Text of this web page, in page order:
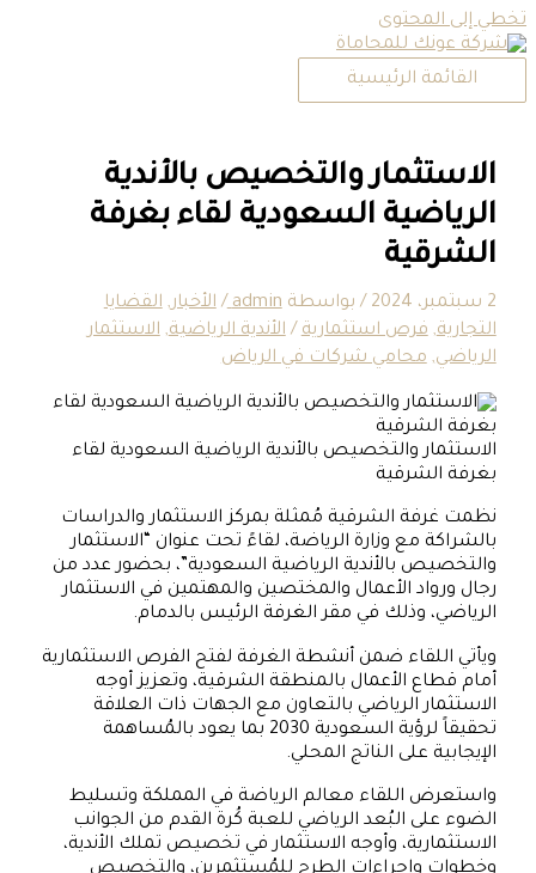
تخطي إلى المحتوى
القائمة الرئيسية
الاستثمار والتخصيص بالأندية
الرياضية السعودية لقاء بغرفة
الشرقية
2 سبتمبر، 2024 / بواسطة admin
/الأخبار,القضايا
التجارية,فرص استثمارية/الأندية الرياضية,الاستثمار
الرياضي,محامي شركات في الرياض
الاستثمار والتخصيص بالأندية الرياضية السعودية لقاء
بغرفة الشرقية
نظمت غرفة الشرقية مُمثلة بمركز الاستثمار والدراسات
بالشراكة مع وزارة الرياضة، لقاءً تحت عنوان “الاستثمار
والتخصيص بالأندية الرياضية السعودية”، بحضور عدد من
رجال ورواد الأعمال والمختصين والمهتمين في الاستثمار
الرياضي، وذلك في مقر الغرفة الرئيس بالدمام.
ويأتي اللقاء ضمن أنشطة الغرفة لفتح الفرص الاستثمارية
أمام قطاع الأعمال بالمنطقة الشرقية، وتعزيز أوجه
الاستثمار الرياضي بالتعاون مع الجهات ذات العلاقة
تحقيقاً لرؤية السعودية 2030 بما يعود بالمُساهمة
الإيجابية على الناتج المحلي.
واستعرض اللقاء معالم الرياضة في المملكة وتسليط
الضوء على البُعد الرياضي للعبة كُرة القدم من الجوانب
الاستثمارية، وأوجه الاستثمار في تخصيص تملك الأندية،
وخطوات وإجراءات الطرح للمُستثمرين، والتخصيص